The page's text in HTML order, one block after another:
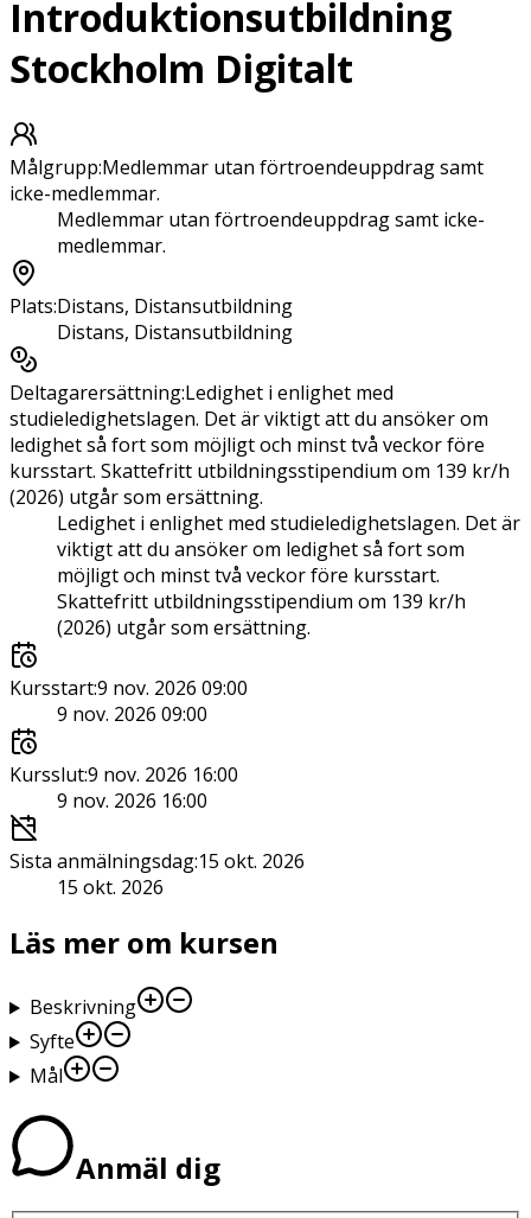
Introduktionsutbildning
Stockholm Digitalt
Målgrupp:Medlemmar utan förtroendeuppdrag samt
icke-medlemmar.
Medlemmar utan förtroendeuppdrag samt icke-
medlemmar.
Plats:Distans, Distansutbildning
Distans, Distansutbildning
Deltagarersättning:Ledighet i enlighet med
studieledighetslagen. Det är viktigt att du ansöker om
ledighet så fort som möjligt och minst två veckor före
kursstart. Skattefritt utbildningsstipendium om 139 kr/h
(2026) utgår som ersättning.
Ledighet i enlighet med studieledighetslagen. Det är
viktigt att du ansöker om ledighet så fort som
möjligt och minst två veckor före kursstart.
Skattefritt utbildningsstipendium om 139 kr/h
(2026) utgår som ersättning.
Kursstart:9 nov. 2026 09:00
9 nov. 2026 09:00
Kursslut:9 nov. 2026 16:00
9 nov. 2026 16:00
Sista anmälningsdag:15 okt. 2026
15 okt. 2026
Läs mer om kursen
Beskrivning
Syfte
Mål
Anmäl dig